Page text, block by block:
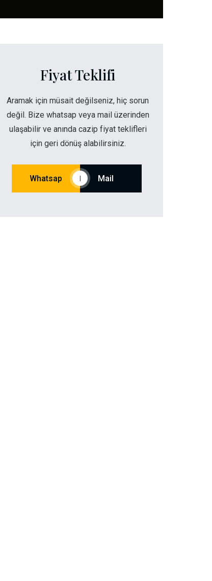
Fiyat Teklifi
Aramak için müsait değilseniz, hiç sorun
değil. Bize whatsap veya mail üzerinden
ulaşabilir ve anında cazip fiyat teklifleri
için geri dönüş alabilirsiniz.
Whatsap Mail